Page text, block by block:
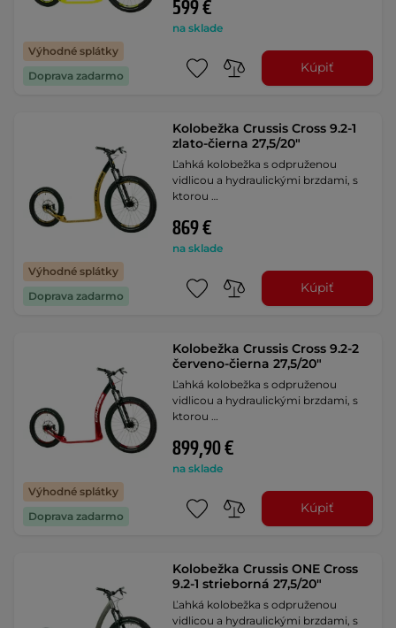
Výhodné splátky
Doprava zadarmo
599 €
na sklade
Kúpiť
Výhodné splátky
Doprava zadarmo
Kolobežka Crussis Cross 9.2-1
zlato-čierna 27,5/20"
Ľahká kolobežka s odpruženou
vidlicou a hydraulickými brzdami, s
ktorou …
869 €
na sklade
Kúpiť
Výhodné splátky
Doprava zadarmo
Kolobežka Crussis Cross 9.2-2
červeno-čierna 27,5/20"
Ľahká kolobežka s odpruženou
vidlicou a hydraulickými brzdami, s
ktorou …
899,90 €
na sklade
Kúpiť
Kolobežka Crussis ONE Cross
9.2-1 strieborná 27,5/20"
Ľahká kolobežka s odpruženou
vidlicou a hydraulickými brzdami, s